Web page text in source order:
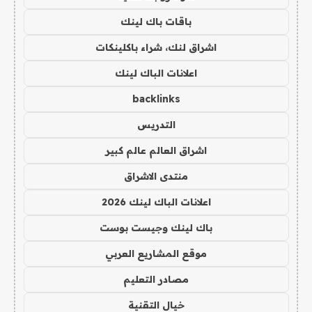
باقات باك لينك
اشراق لنك، شراء باكلينكات
اعلانات الباك لينك
backlinks
التدريس
اشراق العالم عالم كبير
منتدى الاشراق
اعلانات الباك لينك 2026
باك لينك وجيست بوست
موقع المشاريع العربي
مصادر التعليم
خيال التقنية